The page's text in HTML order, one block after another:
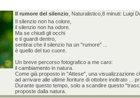
Il rumore del silenzio , Naturalistico,8 minuti: Luigi
Il silenzio non ha colore,
il silenzio non ha odore.
Ma se chiudi gli occhi
e ti guardi dentro,
sentirai che il silenzio ha un "rumore" ...
è quello del tuo cuore.
Un breve percorso fotografico a me caro:
il cambiamento in natura.
Come già proposto in "Attese", una visualizzazione
ad arrivare alle ultime fioriture di ottobre inoltrato ...
Durante questo tempo, solo a scandire questo
proposte dalla natura.